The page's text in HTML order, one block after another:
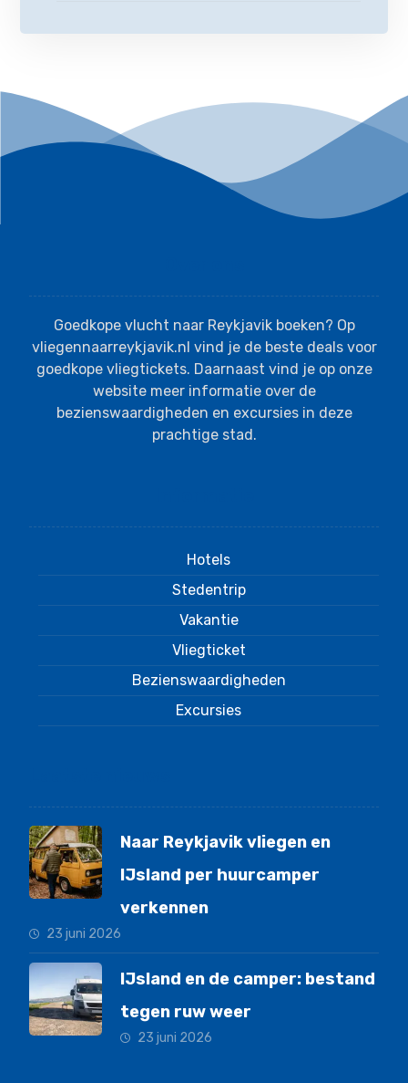
Goedkope vlucht naar Reykjavik boeken? Op
vliegennaarreykjavik.nl vind je de beste deals voor
goedkope vliegtickets. Daarnaast vind je op onze
website meer informatie over de
bezienswaardigheden en excursies in deze
prachtige stad.
Hotels
Stedentrip
Vakantie
Vliegticket
Bezienswaardigheden
Excursies
Naar Reykjavik vliegen en
IJsland per huurcamper
verkennen
23 juni 2026
IJsland en de camper: bestand
tegen ruw weer
23 juni 2026